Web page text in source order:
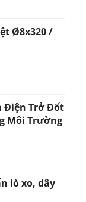
Ø8x320 /
Điện Trở Đốt
Môi Trường
lò xo, dây